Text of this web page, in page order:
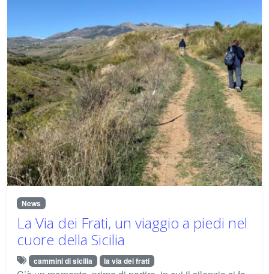
News
La Via dei Frati, un viaggio a piedi nel
cuore della Sicilia
cammini di sicilia la via dei frati